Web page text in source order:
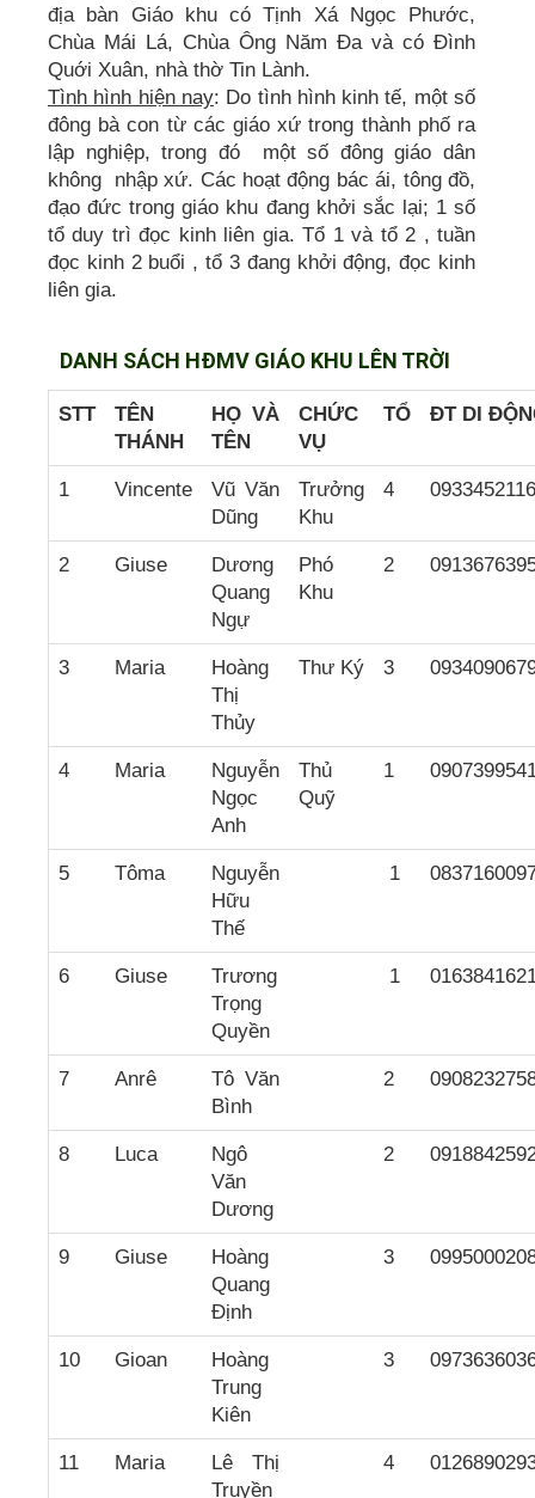
địa bàn Giáo khu có Tịnh Xá Ngọc Phước,
Chùa Mái Lá, Chùa Ông Năm Đa và có Đình
Quới Xuân, nhà thờ Tin Lành.
Tình hình hiện nay: Do tình hình kinh tế, một số
đông bà con từ các giáo xứ trong thành phố ra
lập nghiệp, trong đó một số đông giáo dân
không nhập xứ. Các hoạt động bác ái, tông đồ,
đạo đức trong giáo khu đang khởi sắc lại; 1 số
tổ duy trì đọc kinh liên gia. Tổ 1 và tổ 2 , tuần
đọc kinh 2 buổi , tổ 3 đang khởi động, đọc kinh
liên gia.
DANH SÁCH HĐMV GIÁO KHU LÊN TRỜI
STT
TÊN
THÁNH
HỌ VÀ
TÊN
CHỨC
VỤ
TỔ ĐT DI
1 Vincente
Vũ Văn
Dũng
Trưởng
Khu
4 0933452116
2 Giuse
Dương
Quang
Ngự
Phó
Khu
2
3 Maria
Hoàng
Thị
Thủy
Thư Ký 3
4 Maria
Nguyễn
Ngọc
Anh
Thủ
Quỹ
1
5 Tôma
Nguyễn
Hữu
Thế
1
6 Giuse
Trương
Trọng
Quyền
1
7 Anrê
Tô Văn
Bình
2
8 Luca
Ngô
Văn
Dương
2
9 Giuse
Hoàng
Quang
Định
3
10 Gioan
Hoàng
Trung
Kiên
3
11 Maria
Lê Thị
Truyền
4